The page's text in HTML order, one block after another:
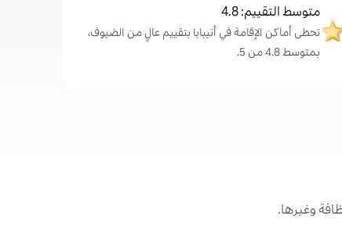
متوسط التقييم: 4.8
تحظى أماكن الإقامة في أتيبايا بتقييم عالٍ من الضيوف،
بمتوسط 4.8 من 5.
وغيرها.